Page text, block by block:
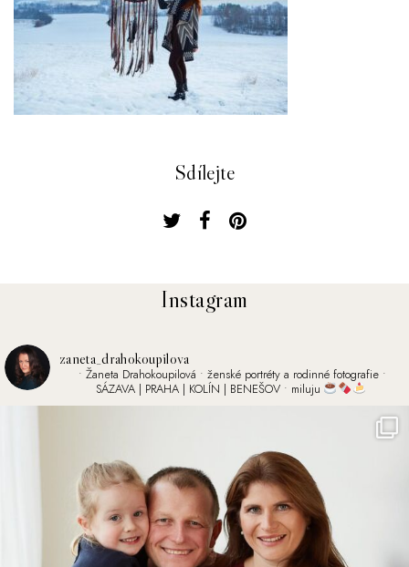
Sdílejte
Instagram
zaneta_drahokoupilova
• Žaneta Drahokoupilová • ženské portréty a rodinné fotografie•
SÁZAVA | PRAHA | KOLÍN | BENEŠOV • miluju